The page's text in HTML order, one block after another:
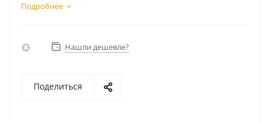
Подробнее
Нашли дешевле?
Поделиться